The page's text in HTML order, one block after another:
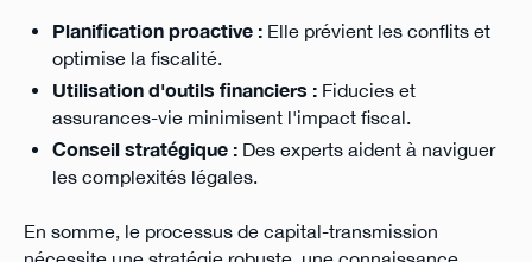
Planification proactive : Elle prévient les conflits et
optimise la fiscalité.
Utilisation d'outils financiers : Fiducies et
assurances-vie minimisent l'impact fiscal.
Conseil stratégique : Des experts aident à naviguer
les complexités légales.
En somme, le processus de capital-transmission